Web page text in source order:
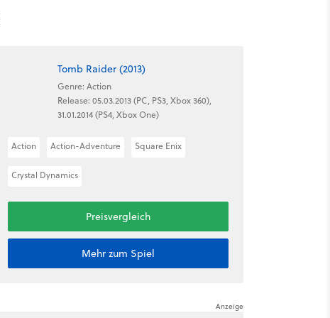
Tomb Raider (2013)
Genre: Action
Release: 05.03.2013 (PC, PS3, Xbox 360),
31.01.2014 (PS4, Xbox One)
Action Action-Adventure Square Enix
Crystal Dynamics
Preisvergleich
Mehr zum Spiel